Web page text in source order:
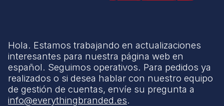
Hola. Estamos trabajando en actualizaciones
interesantes para nuestra página web en
español. Seguimos operativos. Para pedidos ya
realizados o si desea hablar con nuestro equipo
de gestión de cuentas, envíe su pregunta a
info@everythingbranded.es.